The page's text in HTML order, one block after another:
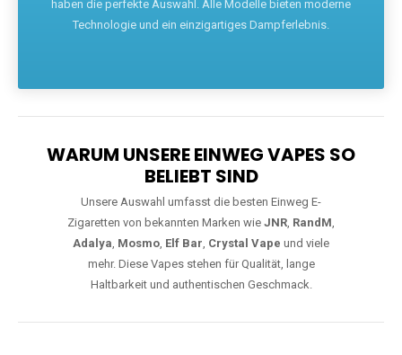
haben die perfekte Auswahl. Alle Modelle bieten moderne
Technologie und ein einzigartiges Dampferlebnis.
WARUM UNSERE EINWEG VAPES SO
BELIEBT SIND
Unsere Auswahl umfasst die besten Einweg E-
Zigaretten von bekannten Marken wie JNR, RandM,
Adalya, Mosmo, Elf Bar , Crystal Vape und viele
mehr. Diese Vapes stehen für Qualität, lange
Haltbarkeit und authentischen Geschmack.